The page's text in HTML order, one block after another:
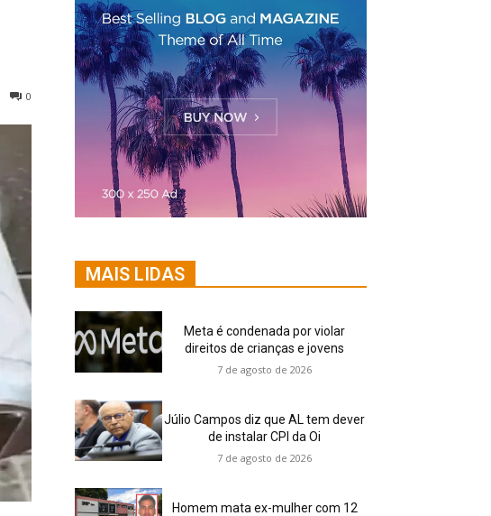
0
MAIS LIDAS
Meta é condenada por violar
direitos de crianças e jovens
7 de agosto de 2026
Júlio Campos diz que AL tem dever
de instalar CPI da Oi
7 de agosto de 2026
Homem mata ex-mulher com 12